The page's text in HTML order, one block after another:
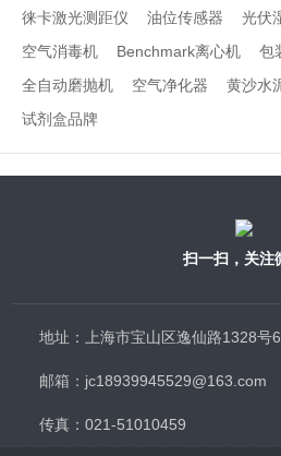
徕卡激光测距仪
油位传感器 光伏
空气消毒机
Benchmark离心机 包
全自动磨抛机
空气净化器 黄沙水
试剂盒品牌
扫一扫，关
地址：上海市宝山区逸仙路1328
邮箱：jc18939945529@163.com
传真：021-51010459